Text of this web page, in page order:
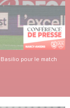
pour le match